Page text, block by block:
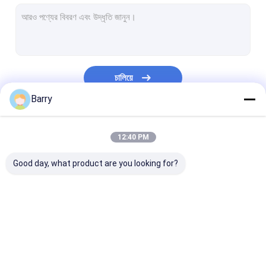
বৈদ্যুতিক ক্লিনার স্প্রে
সিলিকন Sealant
চালিয়ে
Barry
12:40 PM
Good day, what product are you looking for?